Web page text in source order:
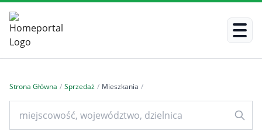
Strona Główna / Sprzedaż / Mieszkania /